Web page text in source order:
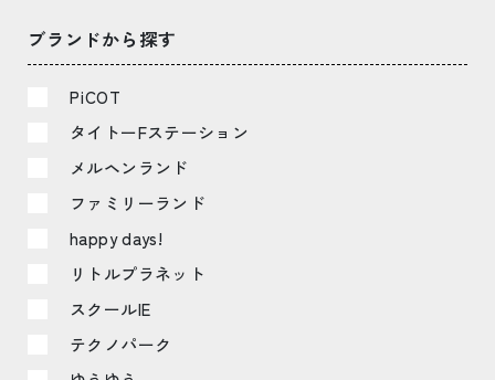
ブランドから探す
PiCOT
タイトーFステーション
メルヘンランド
ファミリーランド
happy days!
リトルプラネット
スクールIE
テクノパーク